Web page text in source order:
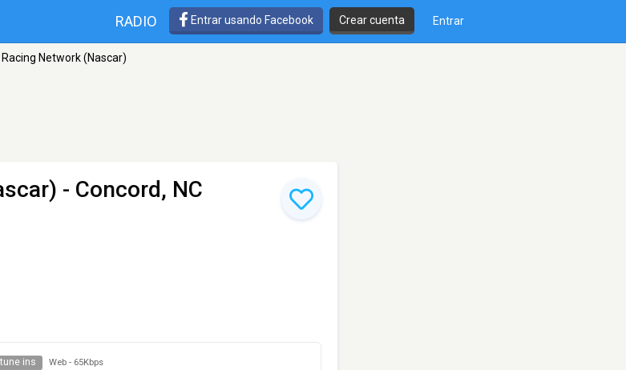
RADIO Entrar usando Facebook Crear cuenta Entrar
Racing Network (Nascar)
- Concord, NC
ins Web - 65Kbps